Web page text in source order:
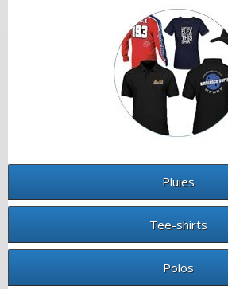
Pluies
Tee-shirts
Polos